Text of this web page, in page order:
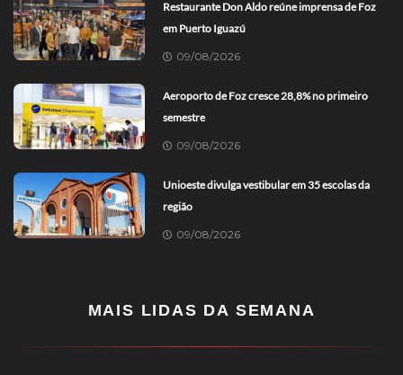
Restaurante Don Aldo reúne imprensa de Foz
em Puerto Iguazú
09/08/2026
Aeroporto de Foz cresce 28,8% no primeiro
semestre
09/08/2026
Unioeste divulga vestibular em 35 escolas da
região
09/08/2026
MAIS LIDAS DA SEMANA